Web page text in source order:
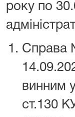
року по
Справа
винним
ст.130